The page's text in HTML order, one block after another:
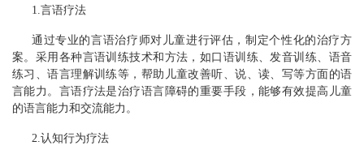
1.言语疗法
通过专业的言语治疗师对儿童进行评估，制定个性化的治疗方
案。采用各种言语训练技术和方法，如口语训练、发音训练、语音
练习、语言理解训练等，帮助儿童改善听、说、读、写等方面的语
言能力。言语疗法是治疗语言障碍的重要手段，能够有效提高儿童
的语言能力和交流能力。
2.认知行为疗法